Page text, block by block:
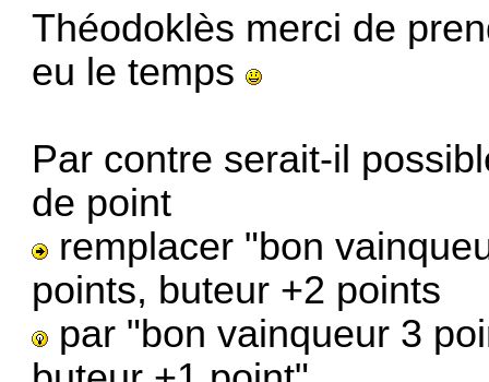
Théodoklès merci de
eu le temps
Par contre serait-il
de point
remplacer "bon
points, buteur +2 points
par "bon vainqueur 3